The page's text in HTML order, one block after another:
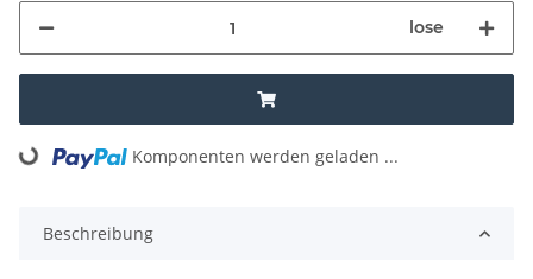
lose
Loading... Komponenten werden geladen ...
Beschreibung